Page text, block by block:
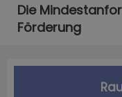
Die
Förderung